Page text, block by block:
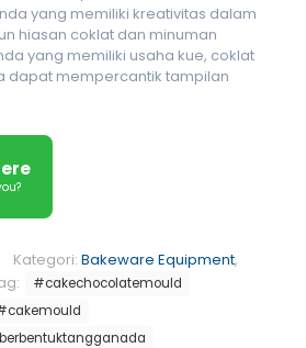
yang memiliki kreativitas dalam
hiasan coklat dan minuman
yang memiliki usaha kue, coklat
dapat mempercantik tampilan
Kategori: Bakeware Equipment,
#cakechocolatemould